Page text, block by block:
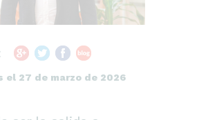
el 27 de marzo de 2026